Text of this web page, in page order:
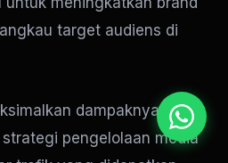
target audiens di
dampaknya,
pengelolaan media